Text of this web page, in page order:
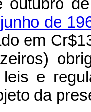
outubro
de
em
leis e
da